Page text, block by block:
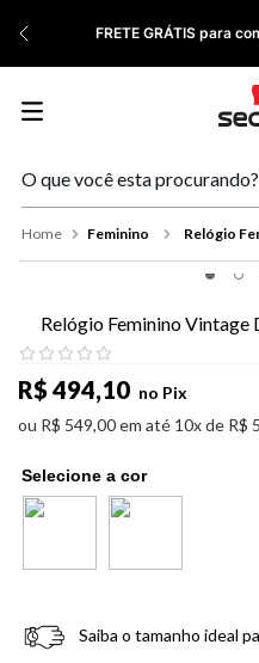
FRETE GRÁTIS para
Feminino
Relógio Feminino Vintage
R$494,10 no Pix
ou R$ 549,00em até 10x de R$
Saiba o tamanho ideal
9º